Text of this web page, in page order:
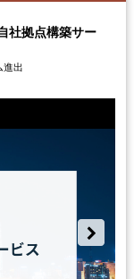
社拠点構築サー
進出